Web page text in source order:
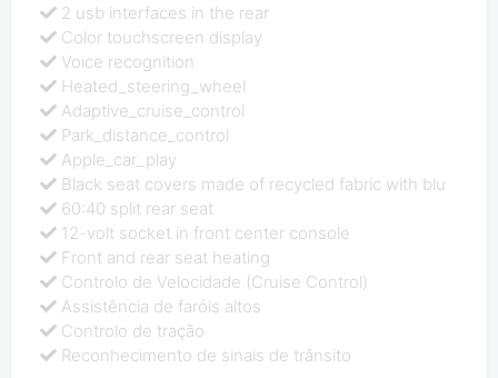
2 usb interfaces in the rear
Color touchscreen display
Voice recognition
Heated_steering_wheel
Adaptive_cruise_control
Park_distance_control
Apple_car_play
Black seat covers made of recycled fabric with blu
60:40 split rear seat
12-volt socket in front center console
Front and rear seat heating
Controlo de Velocidade (Cruise Control)
Assistência de faróis altos
Controlo de tração
Reconhecimento de sinais de trânsito